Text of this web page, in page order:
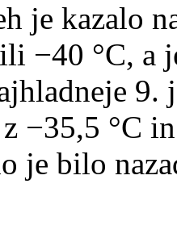
je kazalo
−40 °C, a
9.
−35,5 °C
je bilo